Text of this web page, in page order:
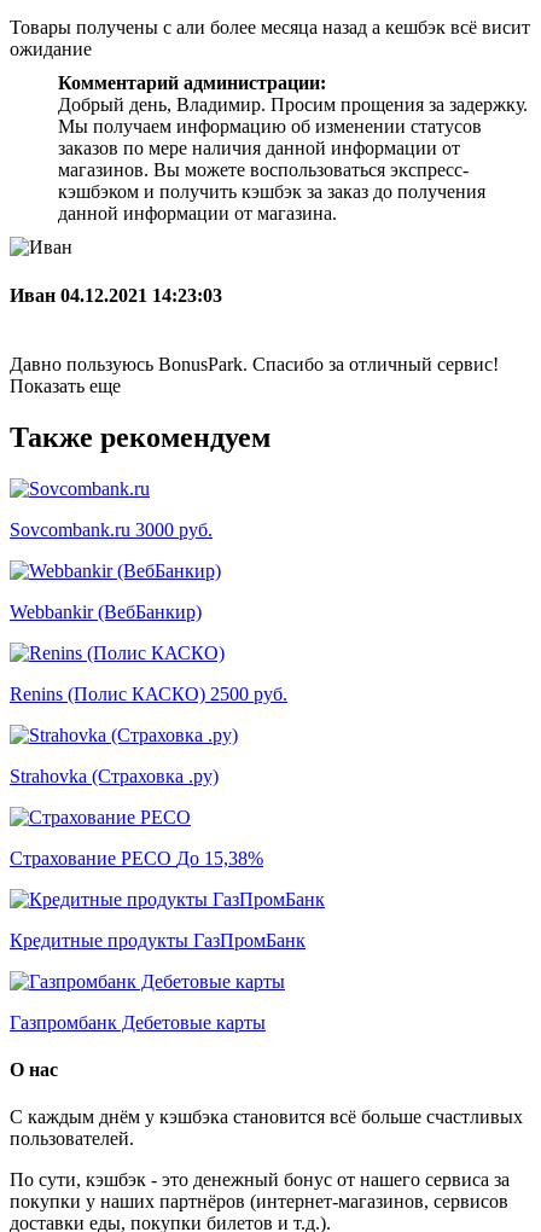
Товары получены с али более месяца назад а кешбэк всё висит
ожидание
Комментарий администрации:
Добрый день, Владимир. Просим прощения за задержку.
Мы получаем информацию об изменении статусов
заказов по мере наличия данной информации от
магазинов. Вы можете воспользоваться экспресс-
кэшбэком и получить кэшбэк за заказ до получения
данной информации от магазина.
Иван 04.12.2021 14:23:03
Давно пользуюсь BonusPark. Спасибо за отличный сервис!
Показать еще
Также рекомендуем
Sovcombank.ru 3000 руб.
Webbankir (ВебБанкир)
Renins (Полис КАСКО) 2500 руб.
Strahovka (Страховка .ру)
Страхование РЕСО До 15,38%
Кредитные продукты ГазПромБанк
Газпромбанк Дебетовые карты
О нас
С каждым днём у кэшбэка становится всё больше счастливых
пользователей.
По сути, кэшбэк - это денежный бонус от нашего сервиса за
покупки у наших партнёров (интернет-магазинов, сервисов
доставки еды, покупки билетов и т.д.).